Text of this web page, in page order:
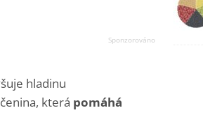
hladinu
která pomáhá